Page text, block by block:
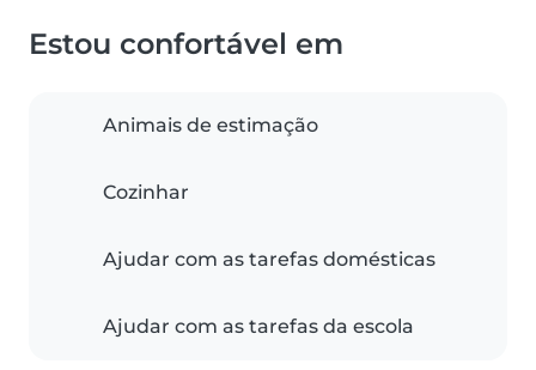
Estou confortável em
Animais de estimação
Cozinhar
Ajudar com as tarefas domésticas
Ajudar com as tarefas da escola